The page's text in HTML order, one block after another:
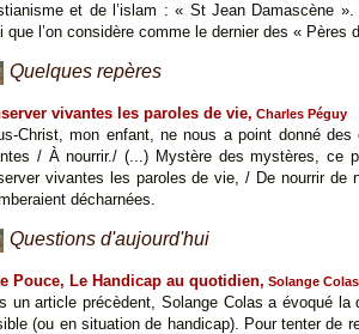
et de l’islam : « St Jean Damascène
que l’on considère comme le dernier des «
Quelques repères
vivantes les paroles de vie, Charles Péguy
Christ, mon enfant, ne nous a point donné
/ À nourrir./ (...) Mystère des mystères, ce
vivantes les paroles de vie, / De nourrir
décharnées.
Questions d'aujourd'hui
Pouce, Le Handicap au quotidien, Solange Colas
un article précèdent, Solange Colas a évoqué
(ou en situation de handicap). Pour tenter de